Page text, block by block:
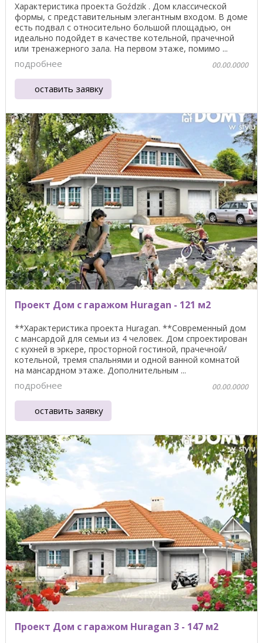
Характеристика проекта Goździk . Дом классической
формы, с представительным элегантным входом. В доме
есть подвал с относительно большой площадью, он
идеально подойдет в качестве котельной, прачечной
или тренажерного зала. На первом этаже, помимо ...
подробнее 00.00.0000
оставить заявку
Проект Дом с гаражом Huragan - 121 м2
**Характеристика проекта Huragan. **Современный дом
с мансардой для семьи из 4 человек. Дом спроектирован
с кухней в эркере, просторной гостиной, прачечной/
котельной, тремя спальнями и одной ванной комнатой
на мансардном этаже. Дополнительным ...
подробнее 00.00.0000
оставить заявку
Проект Дом с гаражом Huragan 3 - 147 м2